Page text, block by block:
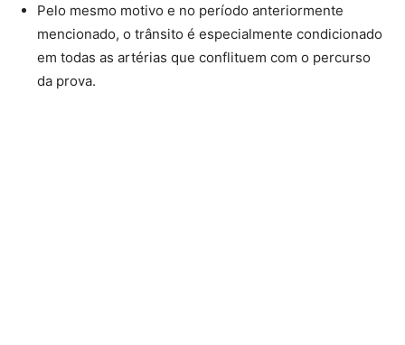
Pelo mesmo motivo e no período anteriormente
mencionado, o trânsito é especialmente condicionado
em todas as artérias que conflituem com o percurso
da prova.